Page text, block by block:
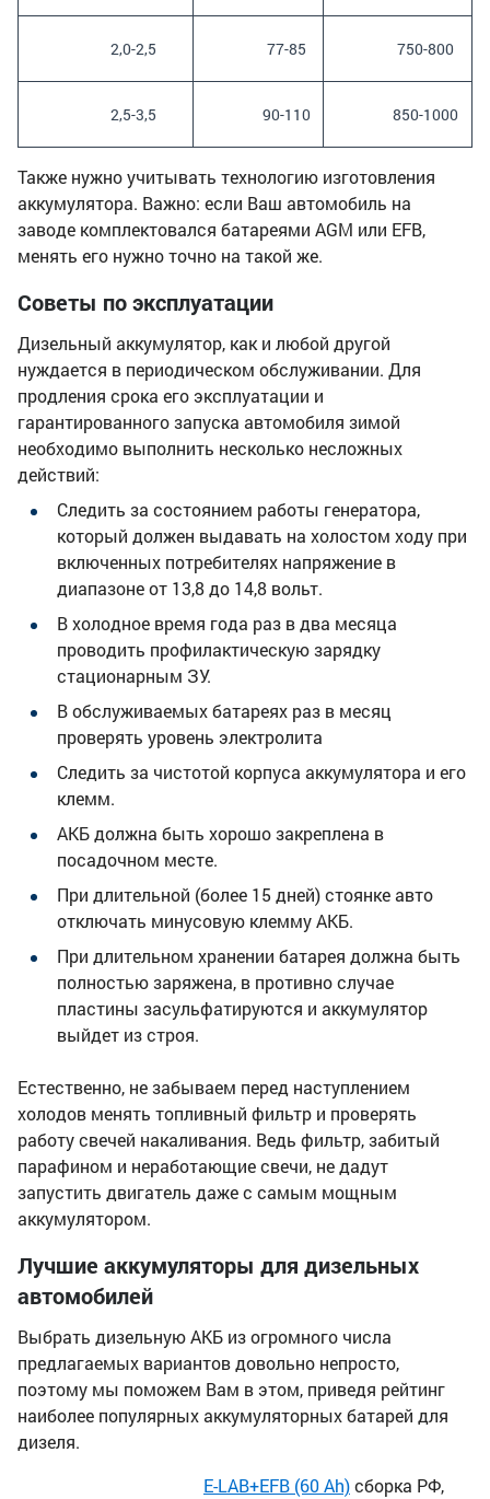
Также нужно учитывать технологию изготовления
аккумулятора. Важно: если Ваш автомобиль на
заводе комплектовался батареями AGM или EFB,
менять его нужно точно на такой же.
Советы по эксплуатации
Дизельный аккумулятор, как и любой другой
нуждается в периодическом обслуживании. Для
продления срока его эксплуатации и
гарантированного запуска автомобиля зимой
необходимо выполнить несколько несложных
действий:
Следить за состоянием работы генератора,
который должен выдавать на холостом ходу при
включенных потребителях напряжение в
диапазоне от 13,8 до 14,8 вольт.
В холодное время года раз в два месяца
проводить профилактическую зарядку
стационарным ЗУ.
В обслуживаемых батареях раз в месяц
проверять уровень электролита
Следить за чистотой корпуса аккумулятора и его
клемм.
АКБ должна быть хорошо закреплена в
посадочном месте.
При длительной (более 15 дней) стоянке авто
отключать минусовую клемму АКБ.
При длительном хранении батарея должна быть
полностью заряжена, в противно случае
пластины засульфатируются и аккумулятор
выйдет из строя.
Естественно, не забываем перед наступлением
холодов менять топливный фильтр и проверять
работу свечей накаливания. Ведь фильтр, забитый
парафином и неработающие свечи, не дадут
запустить двигатель даже с самым мощным
аккумулятором.
Лучшие аккумуляторы для дизельных
автомобилей
Выбрать дизельную АКБ из огромного числа
предлагаемых вариантов довольно непросто,
поэтому мы поможем Вам в этом, приведя рейтинг
наиболее популярных аккумуляторных батарей для
дизеля.
E-LAB+EFB (60 Ah)сборка РФ,